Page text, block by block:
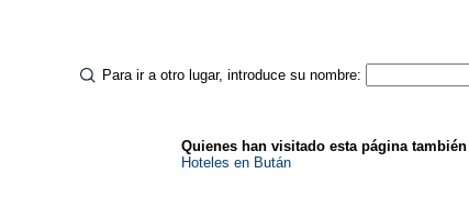
Para ir a otro lugar, introduce su nombre:
Quienes han visitado esta página
Hoteles en Bután